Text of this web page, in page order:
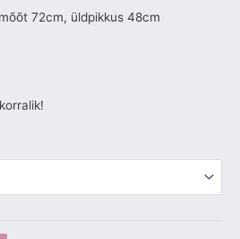
72cm, üldpikkus 48cm